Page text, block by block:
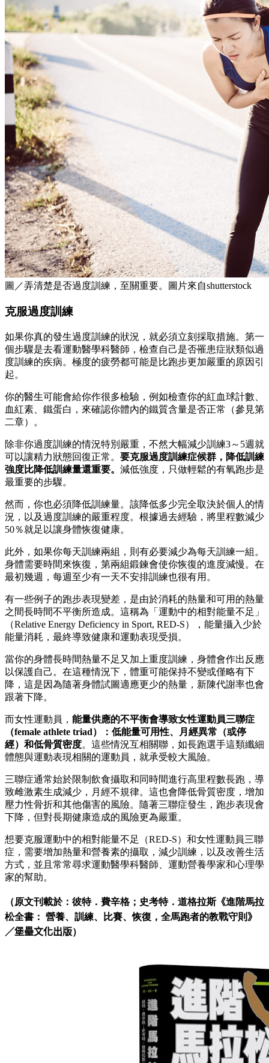
圖／弄清楚是否過度訓練，至關重要。圖片來自shutterstock
克服過度訓練
如果你真的發生過度訓練的狀況，就必須立刻採取措施。第一
個步驟是去看運動醫學科醫師，檢查自己是否罹患症狀類似過
度訓練的疾病。極度的疲勞都可能是比跑步更加嚴重的原因引
起。
你的醫生可能會給你作很多檢驗，例如檢查你的紅血球計數、
血紅素、鐵蛋白，來確認你體內的鐵質含量是否正常（參見第
二章）。
除非你過度訓練的情況特別嚴重，不然大幅減少訓練3～5週就
可以讓精力狀態回復正常。 要克服過度訓練症候群，降低訓練
強度比降低訓練量還重要。 減低強度，只做輕鬆的有氧跑步是
最重要的步驟。
然而，你也必須降低訓練量。該降低多少完全取決於個人的情
況，以及過度訓練的嚴重程度。根據過去經驗，將里程數減少
50％就足以讓身體恢復健康。
此外，如果你每天訓練兩組，則有必要減少為每天訓練一組。
身體需要時間來恢復，第兩組鍛鍊會使你恢復的進度減慢。在
最初幾週，每週至少有一天不安排訓練也很有用。
有一些例子的跑步表現變差，是由於消耗的熱量和可用的熱量
之間長時間不平衡所造成。這稱為「運動中的相對能量不足」
（Relative Energy Deficiency in Sport, RED-S），能量攝入少於
能量消耗，最終導致健康和運動表現受損。
當你的身體長時間熱量不足又加上重度訓練，身體會作出反應
以保護自己。在這種情況下，體重可能保持不變或僅略有下
降，這是因為隨著身體試圖適應更少的熱量，新陳代謝率也會
跟著下降。
而女性運動員， 能量供應的不平衡會導致女性運動員三聯症
（female athlete triad）：低能量可用性、月經異常（或停
經）和低骨質密度。這些情況互相關聯，如長跑選手這類纖細
體態與運動表現相關的運動員，就承受較大風險。
三聯症通常始於限制飲食攝取和同時間進行高里程數長跑，導
致雌激素生成減少，月經不規律。這也會降低骨質密度，增加
壓力性骨折和其他傷害的風險。隨著三聯症發生，跑步表現會
下降，但對長期健康造成的風險更為嚴重。
想要克服運動中的相對能量不足（RED-S）和女性運動員三聯
症，需要增加熱量和營養素的攝取，減少訓練，以及改善生活
方式，並且常常尋求運動醫學科醫師、運動營養學家和心理學
家的幫助。
（原文刊載於：彼特．費辛格；史考特．道格拉斯《進階馬拉
松全書： 營養、訓練、比賽、恢復，全馬跑者的教戰守則 》
／堡壘文化出版）